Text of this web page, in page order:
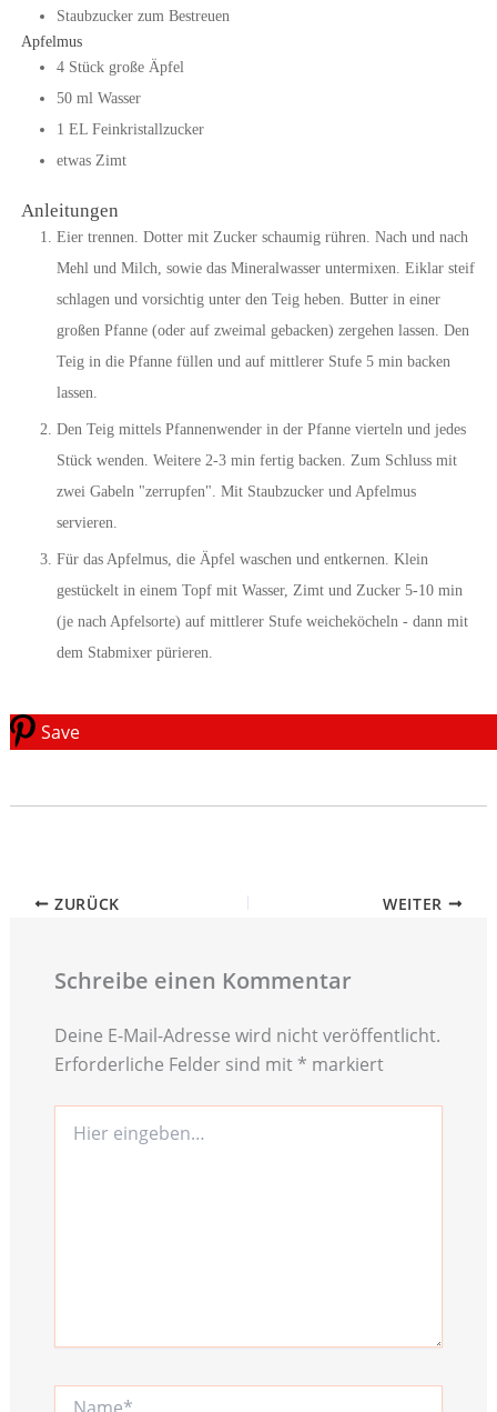
Staubzucker zum Bestreuen
Apfelmus
4 Stück große Äpfel
50 ml Wasser
1 EL Feinkristallzucker
etwas Zimt
Anleitungen
Eier trennen. Dotter mit Zucker schaumig rühren. Nach und nach
Mehl und Milch, sowie das Mineralwasser untermixen. Eiklar steif
schlagen und vorsichtig unter den Teig heben. Butter in einer
großen Pfanne (oder auf zweimal gebacken) zergehen lassen. Den
Teig in die Pfanne füllen und auf mittlerer Stufe 5 min backen
lassen.
Den Teig mittels Pfannenwender in der Pfanne vierteln und jedes
Stück wenden. Weitere 2-3 min fertig backen. Zum Schluss mit
zwei Gabeln "zerrupfen". Mit Staubzucker und Apfelmus
servieren.
Für das Apfelmus, die Äpfel waschen und entkernen. Klein
gestückelt in einem Topf mit Wasser, Zimt und Zucker 5-10 min
(je nach Apfelsorte) auf mittlerer Stufe weicheköcheln - dann mit
dem Stabmixer pürieren.
Save
ZURÜCK WEITER
Schreibe einen Kommentar
Deine E-Mail-Adresse wird nicht veröffentlicht.
Erforderliche Felder sind mit * markiert
eingeben…